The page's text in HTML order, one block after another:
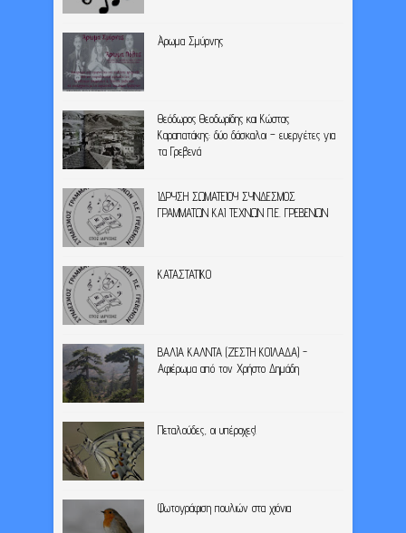
Άρωμα Σμύρνης
Θεόδωρος Θεοδωρίδης και Κώστας
Καραπατάκης: δύο δάσκαλοι – ευεργέτες για
τα Γρεβενά
ΙΔΡΥΣΗ ΣΩΜΑΤΕΙΟΥ ΣΥΝΔΕΣΜΟΣ
ΓΡΑΜΜΑΤΩΝ ΚΑΙ ΤΕΧΝΩΝ Π.Ε. ΓΡΕΒΕΝΩΝ
ΚΑΤΑΣΤΑΤΙΚΟ
ΒΑΛΙΑ ΚΑΛΝΤΑ (ΖΕΣΤΗ ΚΟΙΛΑΔΑ) -
Αφιέρωμα από τον Χρήστο Δημάδη
Πεταλούδες, οι υπέροχες!
Φωτογράφιση πουλιών στα χιόνια